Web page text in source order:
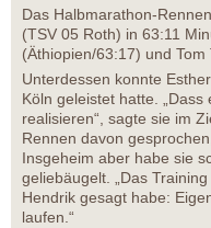
Das Halbmarathon-
(TSV 05 Roth) in 63:11
(Äthiopien/63:17) und
Unterdessen konnte
Köln geleistet hatte.
realisieren“, sagte sie im
Rennen davon
Insgeheim aber habe sie
geliebäugelt. „Das
Hendrik gesagt habe:
laufen.“